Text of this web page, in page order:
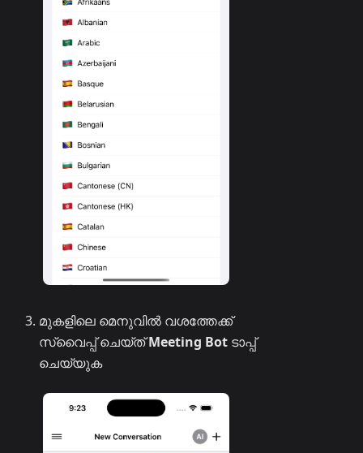
മുകളിലെ മെനുവിൽ വശത്തേക്ക്
സ്വൈപ്പ് ചെയ്ത്Meeting Bot ടാപ്പ്
ചെയ്യുക